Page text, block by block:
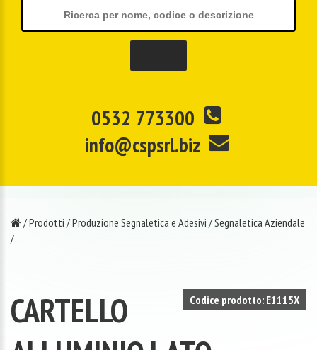
0532 773300
info@cspsrl.biz
/Prodotti /Produzione Segnaletica e Adesivi /Segnaletica Aziendale
/
Codice prodotto: E1115X
CARTELLO